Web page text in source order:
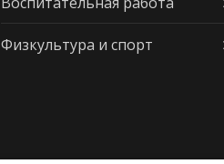
Физкультура и спорт